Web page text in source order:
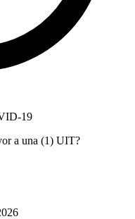
19
a una (1) UIT?